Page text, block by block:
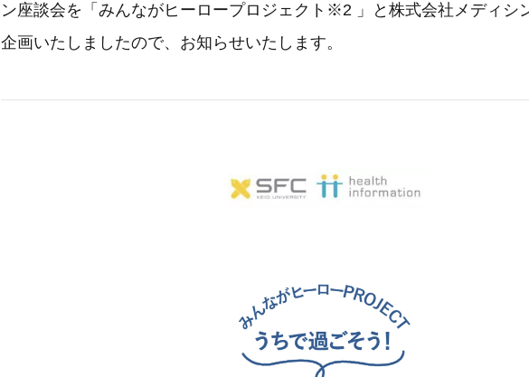
ン座談会を「みんながヒーロープロジェクト※2 」と株式会社メディシ
企画いたしましたので、お知らせいたします。